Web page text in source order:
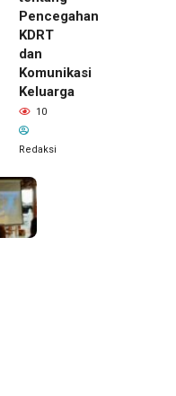
Pencegahan
KDRT
dan
Komunikasi
Keluarga
10
Redaksi